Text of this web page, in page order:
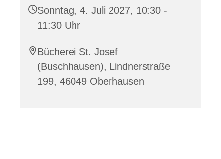
Sonntag, 4. Juli 2027, 10:30 -
11:30 Uhr
Bücherei St. Josef
(Buschhausen), Lindnerstraße
199, 46049 Oberhausen